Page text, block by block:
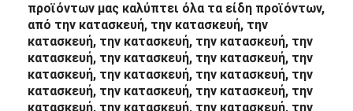
προϊόντων μας καλύπτει όλα τα είδη προϊόντων,
από την κατασκευή, την κατασκευή, την
κατασκευή, την κατασκευή, την κατασκευή, την
κατασκευή, την κατασκευή, την κατασκευή, την
κατασκευή, την κατασκευή, την κατασκευή, την
κατασκευή, την κατασκευή, την κατασκευή, την
κατασκευή, την κατασκευή, την κατασκευή, την